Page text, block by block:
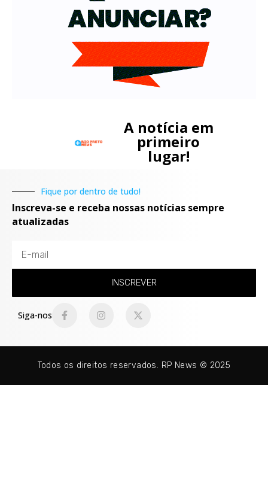
A notícia em
primeiro
lugar!
Fique por dentro de tudo!
Inscreva-se e receba nossas notícias sempre
atualizadas
INSCREVER
Siga-nos
Todos os direitos reservados. RP News © 2025